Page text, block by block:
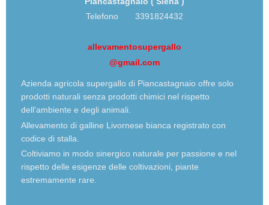
Telefono 3391824432
allevamentosupergallo
@gmail.com
Azienda agricola supergallo di Piancastagnaio offre solo
prodotti naturali senza prodotti chimici nel rispetto
dell'ambiente e degli animali.
Allevamento di galline Livornese bianca registrato con
codice di stalla.
Coltiviamo in modo sinergico naturale per passione e nel
rispetto delle esigenze delle coltivazioni, piante
estremamente rare.